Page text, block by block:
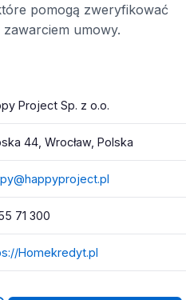
pomogą zweryfikować
umowy.
Project Sp. z o.o.
44, Wrocław, Polska
71 300
Homekredyt.pl